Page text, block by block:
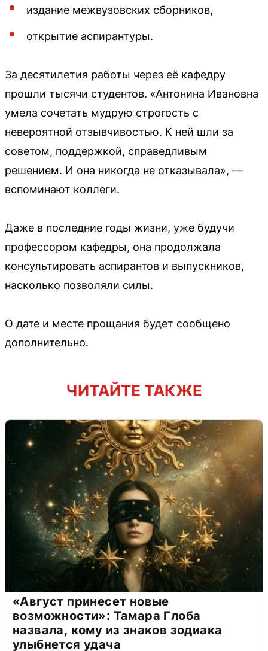
издание межвузовских сборников,
открытие аспирантуры.
За десятилетия работы через её кафедру
прошли тысячи студентов. «Антонина Ивановна
умела сочетать мудрую строгость с
невероятной отзывчивостью. К ней шли за
советом, поддержкой, справедливым
решением. И она никогда не отказывала», —
вспоминают коллеги.
Даже в последние годы жизни, уже будучи
профессором кафедры, она продолжала
консультировать аспирантов и выпускников,
насколько позволяли силы.
О дате и месте прощания будет сообщено
дополнительно.
ЧИТАЙТЕ ТАКЖЕ
«Август принесет новые
возможности»: Тамара Глоба
назвала, кому из знаков зодиака
улыбнется удача